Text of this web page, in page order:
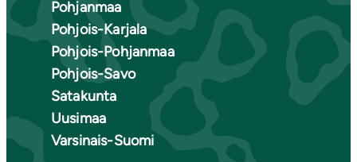
Pohjanmaa
Pohjois-Karjala
Pohjois-Pohjanmaa
Pohjois-Savo
Satakunta
Uusimaa
Varsinais-Suomi